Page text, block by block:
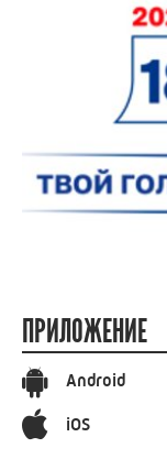
ПРИЛОЖЕНИЕ
Android
iOS